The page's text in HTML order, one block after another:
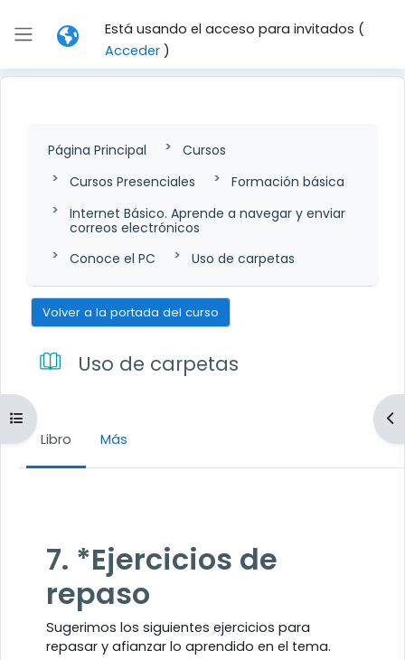
Panel lateral
Está usando el acceso para invitados (
Acceder)
Abrir índice del curso
Página Principal
Cursos
Cursos Presenciales
Formación básica
Internet Básico. Aprende a navegar y enviar
correos electrónicos
Conoce el PC
Uso de carpetas
Volver a la portada del curso
Uso de carpetas
Libro Más
7. *Ejercicios de
repaso
Sugerimos los siguientes ejercicios para
repasar y afianzar lo aprendido en el tema.